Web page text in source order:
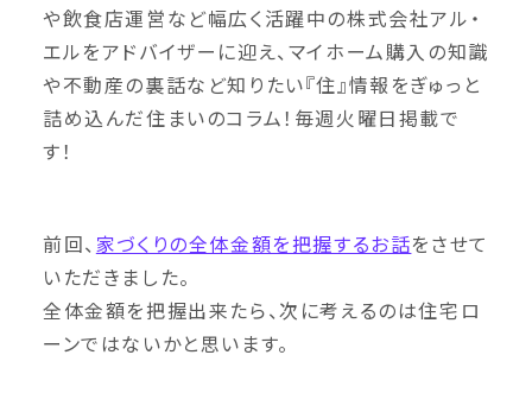
や飲食店運営など幅広く活躍中の株式会社アル・
エルをアドバイザーに迎え、マイホーム購入の知識
や不動産の裏話など知りたい『住』情報をぎゅっと
詰め込んだ住まいのコラム！毎週火曜日掲載で
す！
前回、 家づくりの全体金額を把握するお話をさせて
いただきました。
全体金額を把握出来たら、次に考えるのは住宅ロ
ーンではないかと思います。